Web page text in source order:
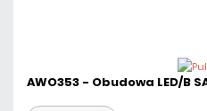
AWO353 - Obudowa LED/B